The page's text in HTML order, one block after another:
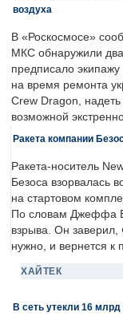
воздуха
В «Роскосмосе»
МКС обнаружили два
предписало
на время ремонта
Crew Dragon,
возможной
Ракета компании
Ракета-носитель
Безоса взорвалась
на стартовом
По словам Джеффа
взрыва. Он заверил,
нужно, и вернется к
ХАЙТЕК
В сеть утекли 16 млрд